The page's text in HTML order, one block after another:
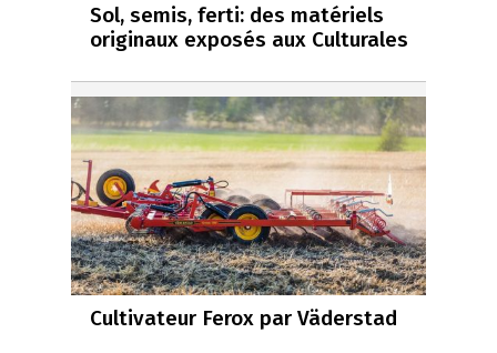
Sol, semis, ferti: des matériels
originaux exposés aux Culturales
Cultivateur Ferox par Väderstad